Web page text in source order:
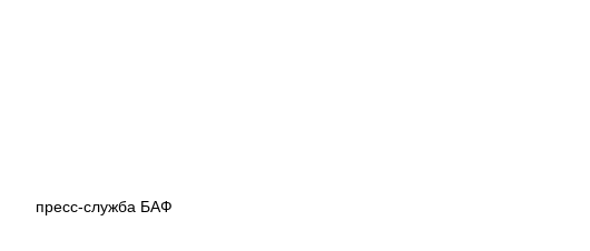
пресс-служба БАФ